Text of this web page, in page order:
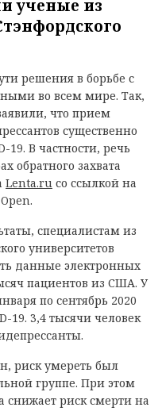
ученые из
решения в борьбе с
во всем мире. Так,
что прием
существенно
19. В частности, речь
обратного захвата
Lenta.ru со ссылкой на
специалистам из
университетов
данные электронных
пациентов из США. У
по сентябрь 2020
19. 3,4 тысячи человек
риск умереть был
группе. При этом
снижает риск смерти на